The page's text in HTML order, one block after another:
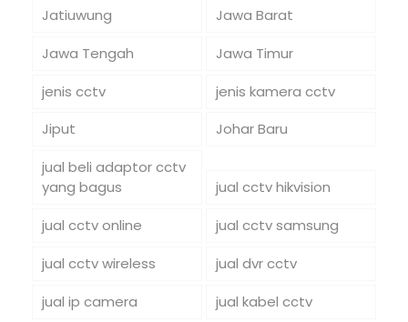
Jatiuwung
Jawa Barat
Jawa Tengah
Jawa Timur
jenis cctv
jenis kamera cctv
Jiput
Johar Baru
jual beli adaptor cctv
yang bagus
jual cctv hikvision
jual cctv online
jual cctv samsung
jual cctv wireless
jual dvr cctv
jual ip camera
jual kabel cctv